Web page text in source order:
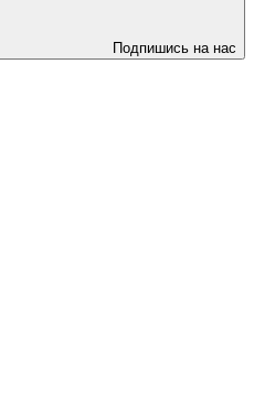
Подпишись на нас